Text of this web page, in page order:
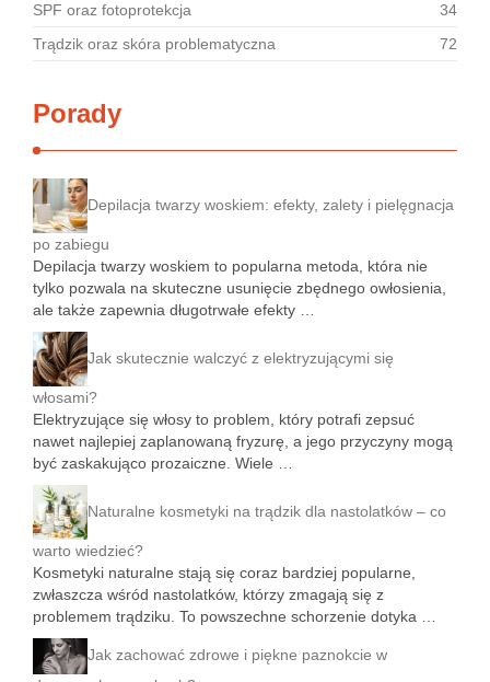
SPF oraz fotoprotekcja
34
Trądzik oraz skóra problematyczna
72
Porady
Depilacja twarzy woskiem: efekty, zalety i pielęgnacja
po zabiegu
Depilacja twarzy woskiem to popularna metoda, która nie
tylko pozwala na skuteczne usunięcie zbędnego owłosienia,
ale także zapewnia długotrwałe efekty …
Jak skutecznie walczyć z elektryzującymi się
włosami?
Elektryzujące się włosy to problem, który potrafi zepsuć
nawet najlepiej zaplanowaną fryzurę, a jego przyczyny mogą
być zaskakująco prozaiczne. Wiele …
Naturalne kosmetyki na trądzik dla nastolatków – co
warto wiedzieć?
Kosmetyki naturalne stają się coraz bardziej popularne,
zwłaszcza wśród nastolatków, którzy zmagają się z
problemem trądziku. To powszechne schorzenie dotyka …
Jak zachować zdrowe i piękne paznokcie w